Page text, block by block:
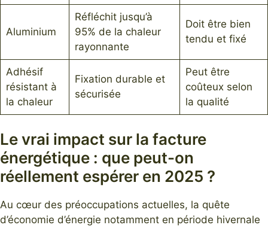
Aluminium
Réfléchit jusqu’à
95% de la chaleur
rayonnante
Doit être bien
tendu et fixé
Adhésif
résistant à
la chaleur
Fixation durable et
sécurisée
Peut être
coûteux selon
la qualité
Le vrai impact sur la facture
énergétique : que peut-on
réellement espérer en 2025 ?
Au cœur des préoccupations actuelles, la quête
d’économie d’énergie notamment en période hivernale